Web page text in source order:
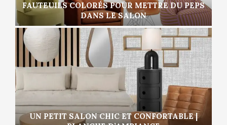
FAUTEUILS COLORÉS POUR METTRE DU PEPS
DANS LE SALON
UN PETIT SALON CHIC ET CONFORTABLE |